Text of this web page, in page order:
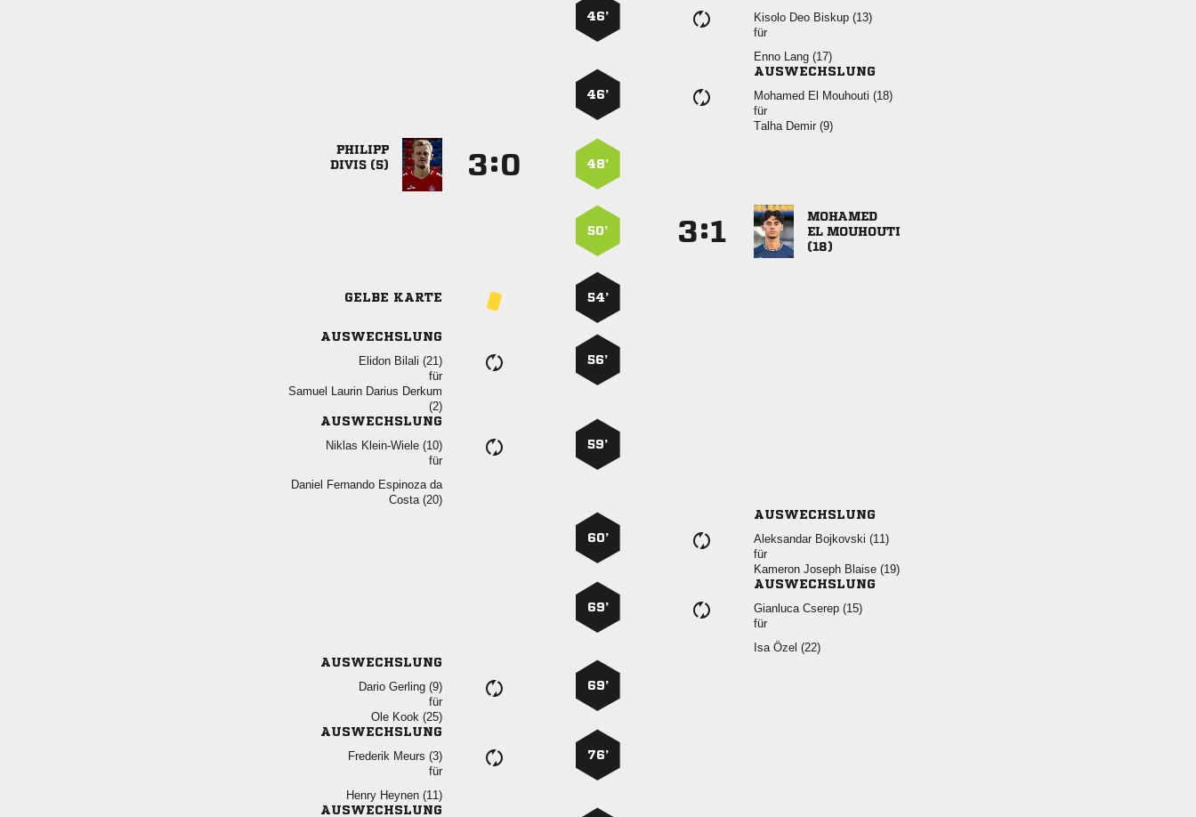
46’
   
für
  
46’
AUSWECHSLUNG
   
für
  

 
: 48’
50’ :

 

GELBE KARTE 54’
AUSWECHSLUNG
  
für
   

56’
AUSWECHSLUNG
  
für
   
 
59’
60’
AUSWECHSLUNG
  
für
   
69’
AUSWECHSLUNG
  
für
  
AUSWECHSLUNG
  
für
  
69’
AUSWECHSLUNG
  
für
  
76’
AUSWECHSLUNG